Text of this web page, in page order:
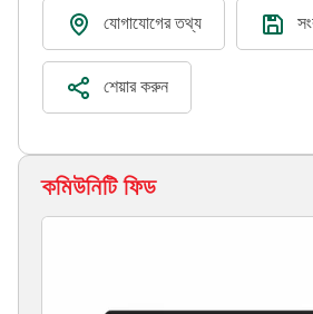
যোগাযোগের তথ্য
শেয়ার করুন
কমিউনিটি ফিড